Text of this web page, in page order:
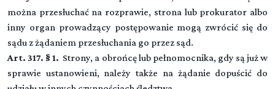
można przesłuchać na rozprawie, strona lub prokurator albo
inny organ prowadzący postępowanie mogą zwrócić się do
sądu z żądaniem przesłuchania go przez sąd.
Art. 317. § 1. Strony, a obrońcę lub pełnomocnika, gdy są już w
sprawie ustanowieni, należy także na żądanie dopuścić do
Rozdział 5 (art. 53 - 58)
Oskarżyciel posiłkowy
Rozdział 6 (art. 59 - 61)
Oskarżyciel prywatny
Orzeczenia, zarządzenia i polecenia
Rozdział 12 (art. 108 - 115)
Narada i głosowanie
Rozdział 13 (art. 116 - 121)
Dowody
▼
Rozdział 19 (art. 167 - 174)
Przepisy ogólne
DZIAŁ VI (art. -)
▼